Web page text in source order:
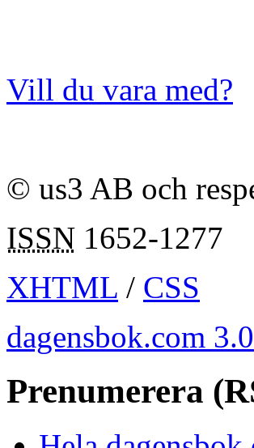
Vill du vara med?
© us3 AB och
ISSN 1652-1277
XHTML / CSS
dagensbok.com 3.0
Prenumerera